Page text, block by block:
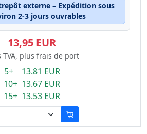
externe – Expédition sous
2-3 jours ouvrables
13,95 EUR
TVA, plus frais de port
5+ 13.81 EUR
10+ 13.67 EUR
15+ 13.53 EUR